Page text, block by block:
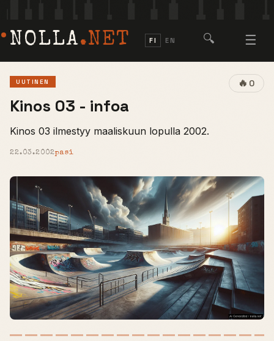
NOLLA.NET FI EN 🔍 ☰
🔥 0
UUTINEN
Kinos 03 - infoa
Kinos 03 ilmestyy maaliskuun lopulla 2002.
22.03.2002pasi